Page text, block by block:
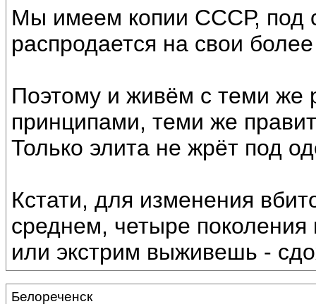
Мы имеем копии СССР, под
распродается на свои
Поэтому и живём с теми
принципами, теми же
Только элита не жрёт под
Кстати, для изменения
среднем, четыре
или экстрим выживешь -
Белореченск